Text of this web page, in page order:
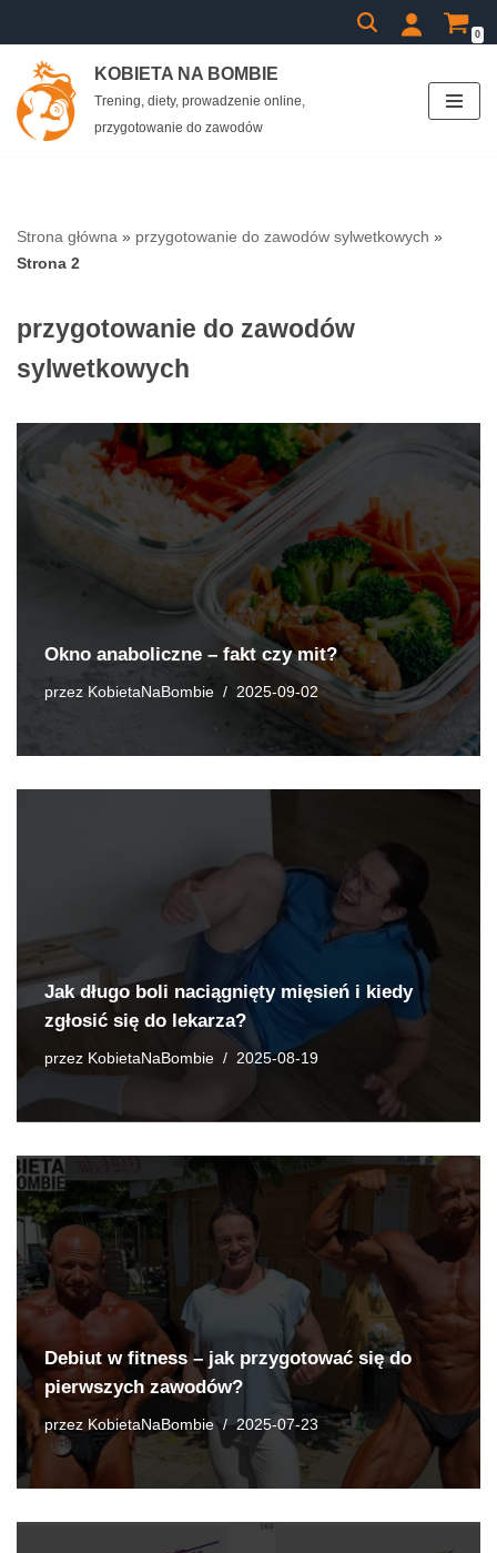
Przejdź
do
treści
0
KOBIETA NA BOMBIE
Trening, diety, prowadzenie online,
przygotowanie do zawodów
Strona główna » przygotowanie do zawodów sylwetkowych »
Strona 2
przygotowanie do zawodów
sylwetkowych
Okno anaboliczne – fakt czy mit?
przez KobietaNaBombie 2025-09-02
Jak długo boli naciągnięty mięsień i kiedy
zgłosić się do lekarza?
przez KobietaNaBombie 2025-08-19
Debiut w fitness – jak przygotować się do
pierwszych zawodów?
przez KobietaNaBombie 2025-07-23